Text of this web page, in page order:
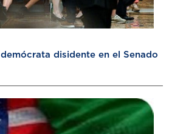
disidente en el Senado